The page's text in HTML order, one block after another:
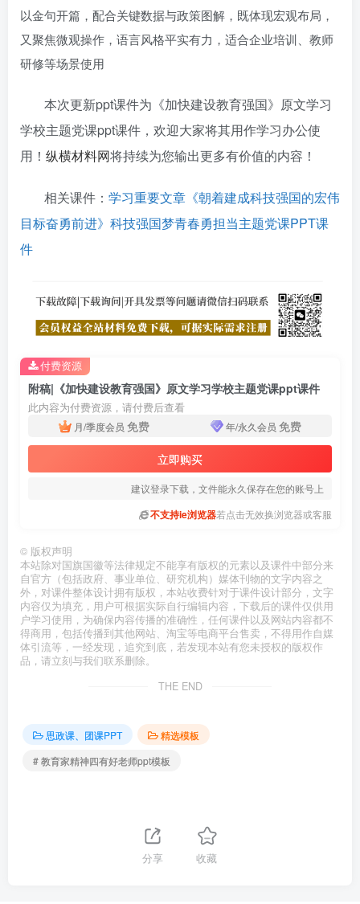
以金句开篇，配合关键数据与政策图解，既体现宏观布局，
又聚焦微观操作，语言风格平实有力，适合企业培训、教师
研修等场景使用
本次更新ppt课件为《加快建设教育强国》原文学习
学校主题党课ppt课件，欢迎大家将其用作学习办公使
用！ 纵横材料网将持续为您输出更多有价值的内容！
相关课件： 学习重要文章《朝着建成科技强国的宏伟
目标奋勇前进》科技强国梦青春勇担当主题党课PPT课
件
附稿|《加快建设教育强国》原文学习学校主题党课ppt课件
此内容为付费资源，请付费后查看
月/季度会员 免费 年/永久会员 免费
立即购买
建议登录下载，文件能永久保存在您的账号上
不支持ie浏览器若点击无效换浏览器或客服
付费资源
© 版权声明
本站除对国旗国徽等法律规定不能享有版权的元素以及课件中部分来
自官方（包括政府、事业单位、研究机构）媒体刊物的文字内容之
外，对课件整体设计拥有版权，本站收费针对于课件设计部分，文字
内容仅为填充，用户可根据实际自行编辑内容，下载后的课件仅供用
户学习使用，为确保内容传播的准确性，任何课件以及网站内容都不
得商用，包括传播到其他网站、淘宝等电商平台售卖，不得用作自媒
体引流等，一经发现，追究到底，若发现本站有您未授权的版权作
品，请立刻与我们联系删除。
THE END
思政课、团课PPT
精选模板
# 教育家精神四有好老师ppt模板
分享 收藏